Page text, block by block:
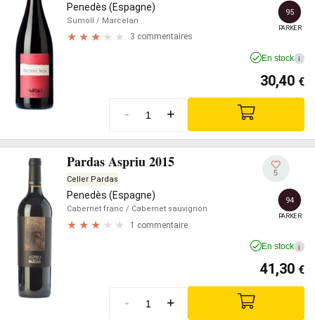
Penedès (Espagne)
Sumoll / Marcelan
3 commentaires
95
PARKER
En stock i
30,40 €
- +
Pardas Aspriu 2015
Celler Pardas
Penedès (Espagne)
Cabernet franc / Cabernet sauvignon
1 commentaire
5
94
PARKER
En stock i
41,30 €
- +